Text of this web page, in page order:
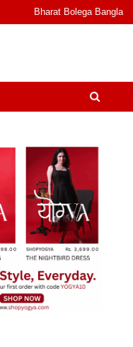
Bharat Bolega Bangla